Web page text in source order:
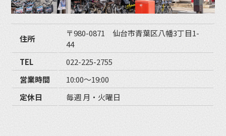
住所
〒980-0871 仙台市青葉区八幡3丁目1-
44
TEL
022-225-2755
営業時間
10:00〜19:00
定休日
毎週 月・火曜日